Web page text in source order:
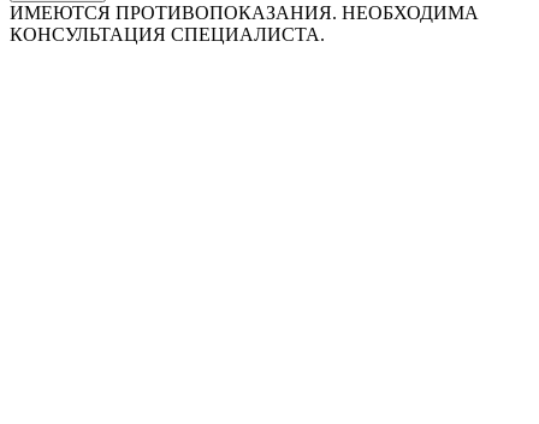
ИМЕЮТСЯ ПРОТИВОПОКАЗАНИЯ. НЕОБХОДИМА
КОНСУЛЬТАЦИЯ СПЕЦИАЛИСТА.